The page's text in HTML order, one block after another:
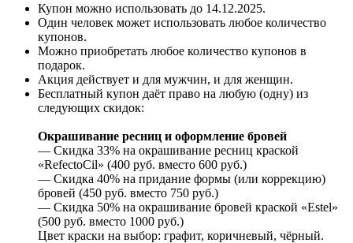
Купон можно использовать до 14.12.2025.
Один человек может использовать любое количество
купонов.
Можно приобретать любое количество купонов в
подарок.
Акция действует и для мужчин, и для женщин.
Бесплатный купон даёт право на любую (одну) из
следующих скидок:
Окрашивание ресниц и оформление бровей
— Скидка 33% на окрашивание ресниц краской
«RefectoCil» (400 руб. вместо 600 руб.)
— Скидка 40% на придание формы (или коррекцию)
бровей (450 руб. вместо 750 руб.)
— Скидка 50% на окрашивание бровей краской «Estel»
(500 руб. вместо 1000 руб.)
Цвет краски на выбор: графит, коричневый, чёрный.